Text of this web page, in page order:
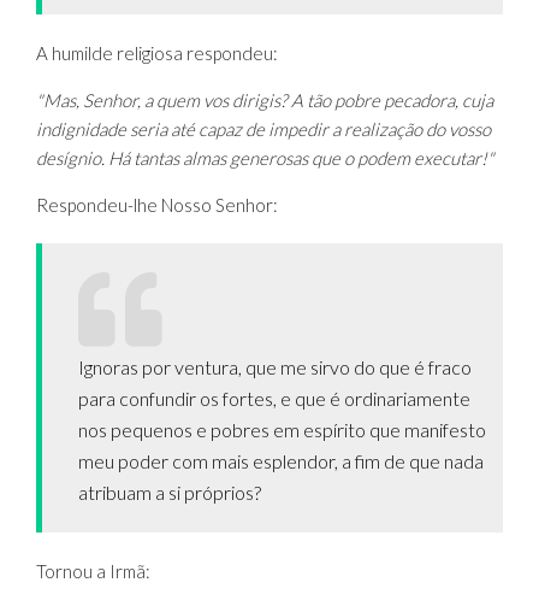
A humilde religiosa respondeu:
"Mas, Senhor, a quem vos dirigis? A tão pobre pecadora, cuja
indignidade seria até capaz de impedir a realização do vosso
desígnio. Há tantas almas generosas que o podem executar!"
Respondeu-lhe Nosso Senhor:
Ignoras por ventura, que me sirvo do que é fraco
para confundir os fortes, e que é ordinariamente
nos pequenos e pobres em espírito que manifesto
meu poder com mais esplendor, a fim de que nada
atribuam a si próprios?
Tornou a Irmã: